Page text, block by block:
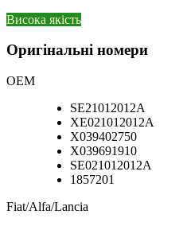
Висока якість
Оригінальні номери
OEM
SE21012012A
XE021012012A
X039402750
X039691910
SE021012012A
1857201
Fiat/Alfa/Lancia